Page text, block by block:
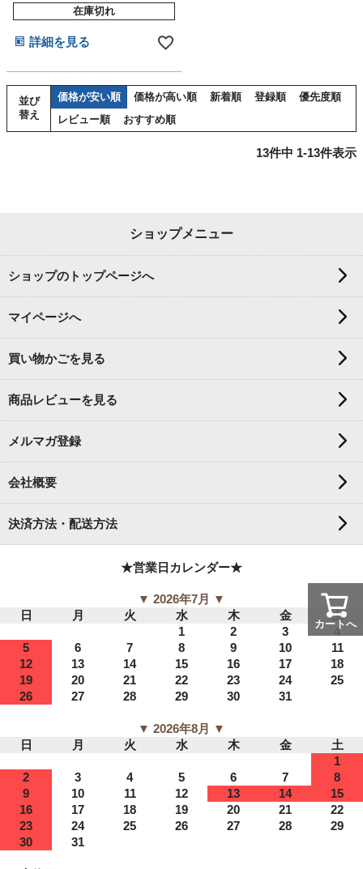
在庫切れ
詳細を見る
並び
替え
価格が安い順 価格が高い順 新着順 登録順
優先度順
レビュー順
おすすめ順
13件中 1-13件表示
カートへ
ショップメニュー
ショップのトップページへ
マイページへ
買い物かごを見る
商品レビューを見る
メルマガ登録
会社概要
決済方法・配送方法
★営業日カレンダー★
▼ 2026年7月 ▼
日
月 火 水 木 金
土
1
2 3
4
5
6 7 8 9 10
11
12
13 14 15 16 17
18
19
20 21 22 23 24
25
26
27 28 29 30 31
▼ 2026年8月 ▼
日
月 火 水 木 金
土
1
2
3 4 5 6 7
8
9
10 11 12 13 14
15
16
17 18 19 20 21
22
23
24 25 26 27 28
29
30
31